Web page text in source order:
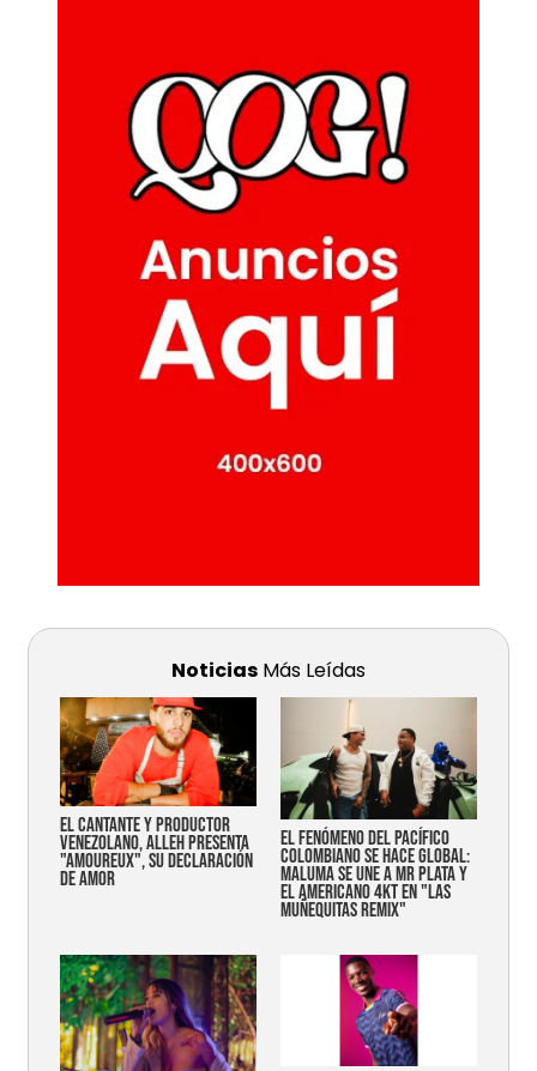
Noticias Más Leídas
EL CANTANTE Y PRODUCTOR
VENEZOLANO, ALLEH PRESENTA
"AMOUREUX", SU DECLARACIÓN
DE AMOR
EL FENÓMENO DEL PACÍFICO
COLOMBIANO SE HACE GLOBAL:
MALUMA SE UNE A MR PLATA Y
EL AMERICANO 4KT EN "LAS
MUÑEQUITAS REMIX"